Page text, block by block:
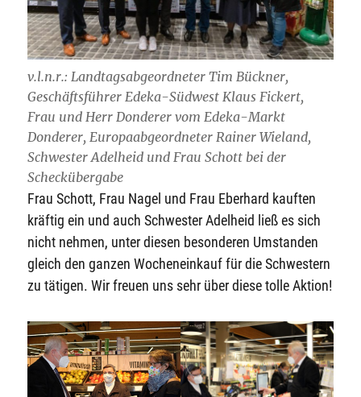
v.l.n.r.: Landtagsabgeordneter Tim Bückner,
Geschäftsführer Edeka-Südwest Klaus Fickert,
Frau und Herr Donderer vom Edeka-Markt
Donderer, Europaabgeordneter Rainer Wieland,
Schwester Adelheid und Frau Schott bei der
Scheckübergabe
Frau Schott, Frau Nagel und Frau Eberhard kauften
kräftig ein und auch Schwester Adelheid ließ es sich
nicht nehmen, unter diesen besonderen Umstanden
gleich den ganzen Wocheneinkauf für die Schwestern
zu tätigen. Wir freuen uns sehr über diese tolle Aktion!